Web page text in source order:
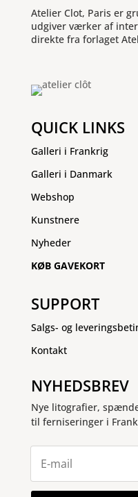
Atelier Clot, Paris er
udgiver værker af
direkte fra forlaget
QUICK LINKS
Galleri i Frankrig
Galleri i Danmark
Webshop
Kunstnere
Nyheder
KØB GAVEKORT
SUPPORT
Salgs- og
Kontakt
NYHEDSBREV
Nye litografier,
til ferniseringer i